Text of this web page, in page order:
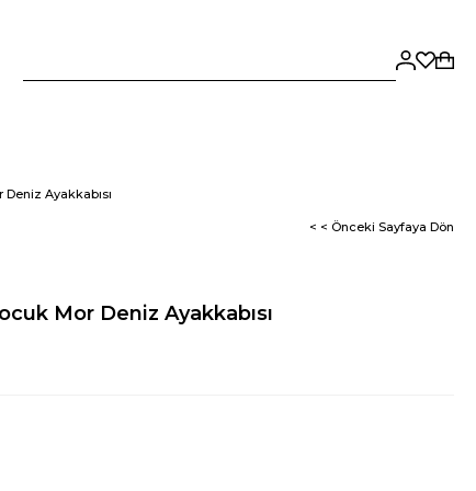
Ayakkabısı
< < Önceki Sayfaya Dön
Mor Deniz Ayakkabısı